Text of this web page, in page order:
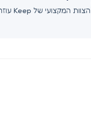
הצוות המקצועי של Keep עוזר לאלפי עצמאים ובעלי עסקים בישראל לנהל את העסק בקלות ובחוכמה.